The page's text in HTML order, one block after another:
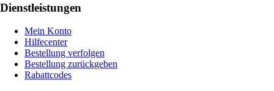
Dienstleistungen
Mein Konto
Hilfecenter
Bestellung verfolgen
Bestellung zurückgeben
Rabattcodes